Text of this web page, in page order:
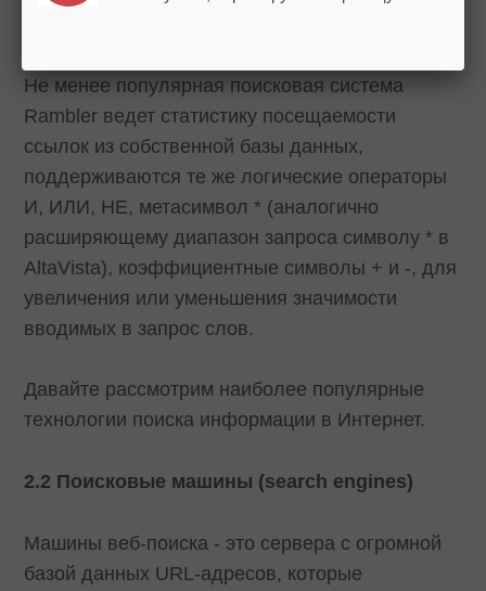
Не менее популярная поисковая система
Rambler ведет статистику посещаемости
ссылок из собственной базы данных,
поддерживаются те же логические операторы
И, ИЛИ, НЕ, метасимвол * (аналогично
расширяющему диапазон запроса символу * в
AltaVista), коэффициентные символы + и -, для
увеличения или уменьшения значимости
вводимых в запрос слов.
Давайте рассмотрим наиболее популярные
технологии поиска информации в Интернет.
2.2 Поисковые машины (search engines)
Машины веб-поиска - это сервера с огромной
базой данных URL-адресов, которые